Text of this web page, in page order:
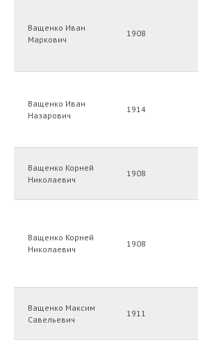
Ващенко Иван
Маркович
1908
Ващенко Иван
Назарович
1914
Ващенко Корней
Николаевич
1908
Ващенко Корней
Николаевич
1908
Ващенко Максим
Савельевич
1911